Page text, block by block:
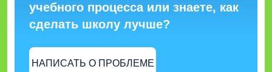
учебного процесса или знаете, как
сделать школу лучше?
НАПИСАТЬ О ПРОБЛЕМЕ